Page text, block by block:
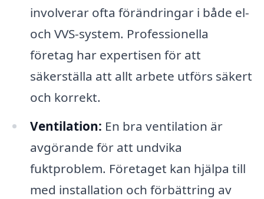
involverar ofta förändringar i både el-
och VVS-system. Professionella
företag har expertisen för att
säkerställa att allt arbete utförs säkert
och korrekt.
Ventilation: En bra ventilation är
avgörande för att undvika
fuktproblem. Företaget kan hjälpa till
med installation och förbättring av